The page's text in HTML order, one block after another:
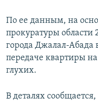
По ее данным, на
прокуратуры области
города Джалал-Абада
передаче квартиры
глухих.
В деталях